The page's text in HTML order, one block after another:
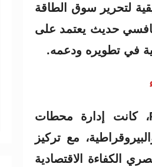
لتحرير سوق الطاقة
حديث يعتمد على
في تطويره ودعمه.
قبل إطلاق مشروع وعاء الطاقة Power Pool، كانت إدارة محطات
مع تركيز
الكفاءة الاقتصادية